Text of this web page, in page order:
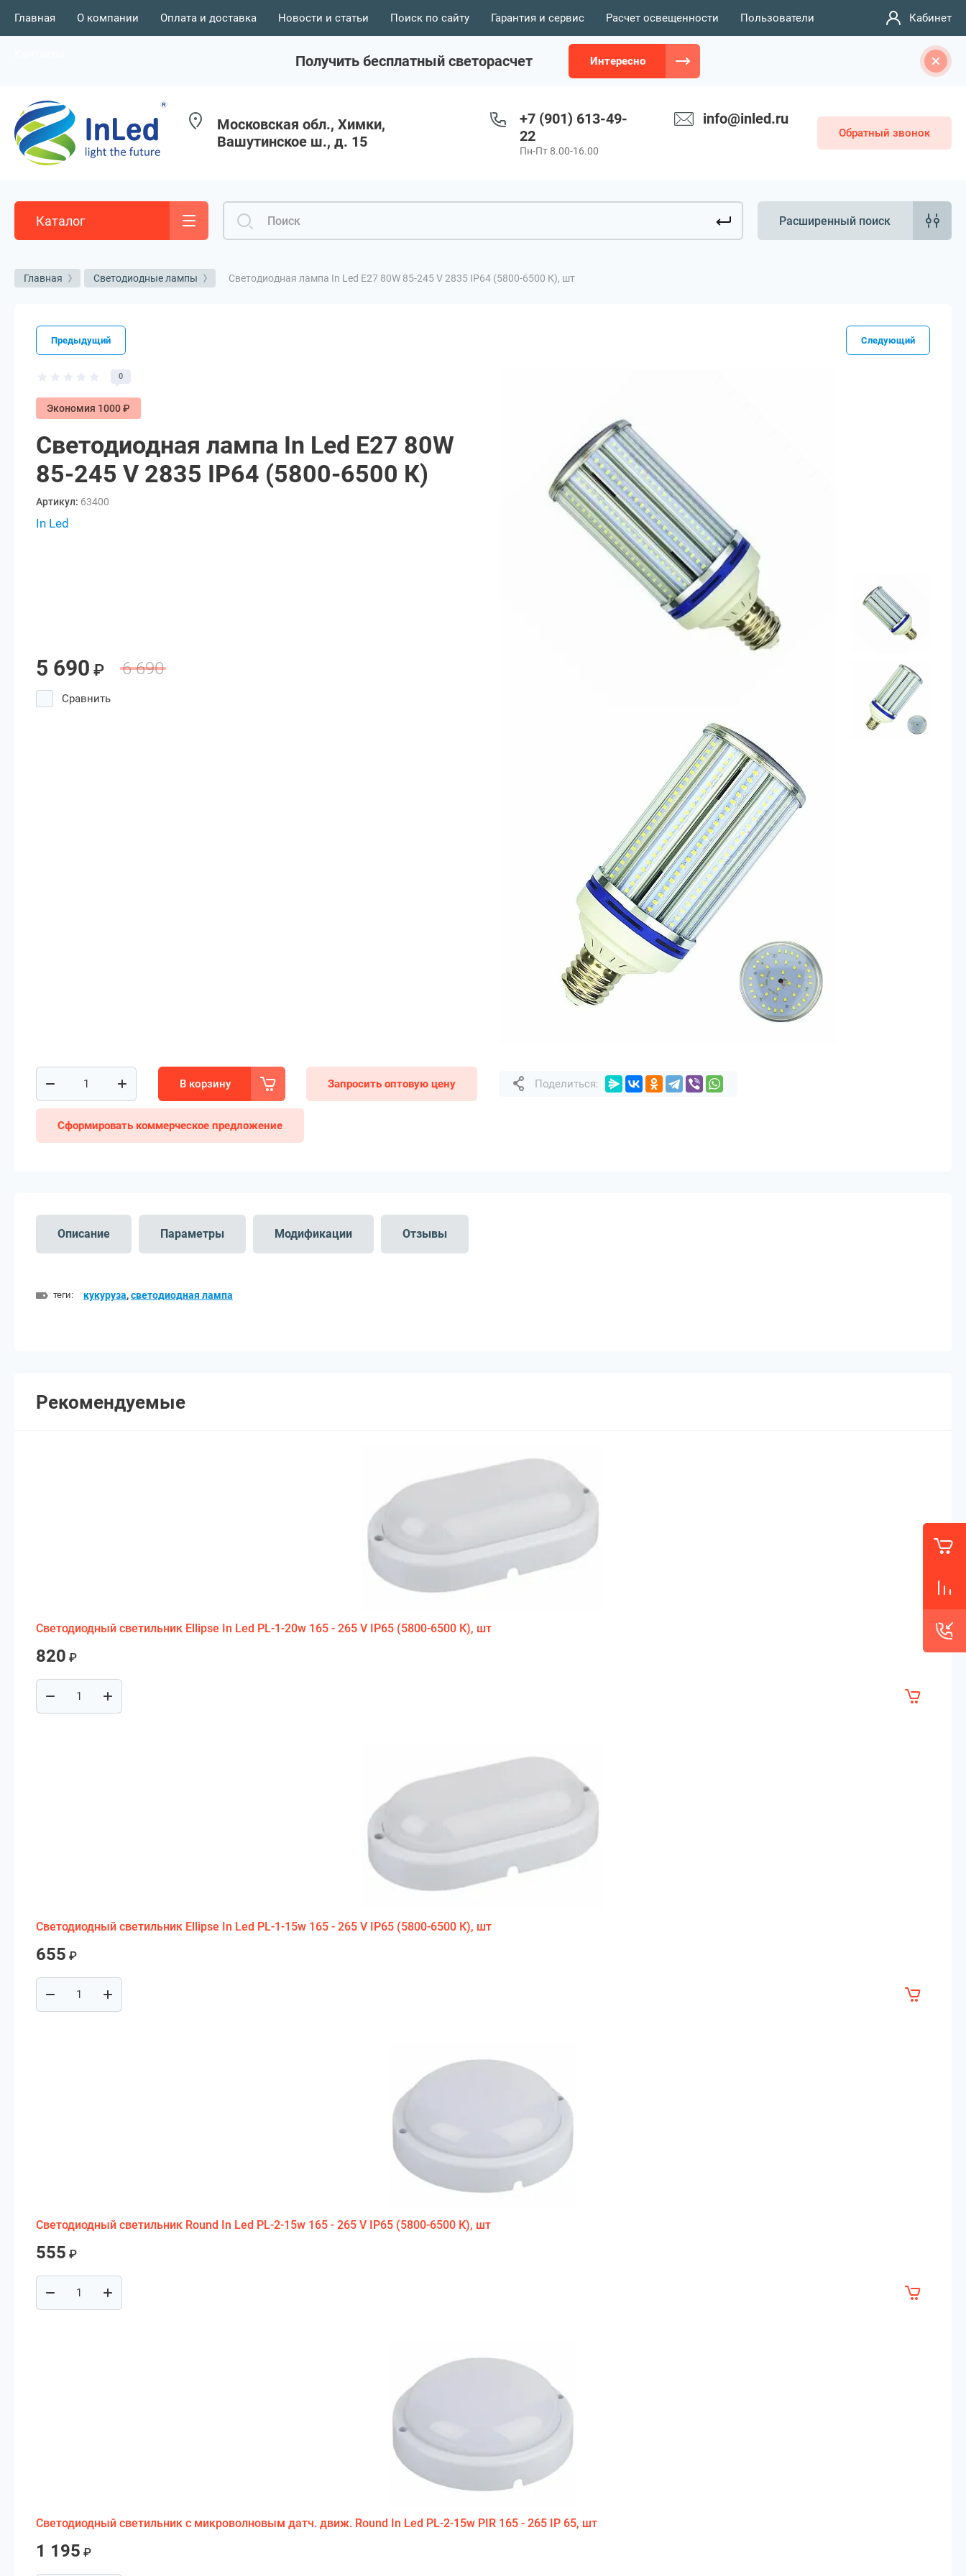
Получить бесплатный светорасчет Интересно
Главная О компании Оплата и доставка Новости и статьи Поиск по сайту Гарантия и сервис Расчет освещенности Пользователи Кабинет
Московская обл., Химки,
Вашутинское ш., д. 15
+7 (901) 613-49-
22
Пн-Пт 8.00-16.00
info@inled.ru
Обратный звонок
Каталог Расширенный поиск
Главная Светодиодные лампы Светодиодная лампа In Led Е27 80W 85-245 V 2835 IP64 (5800-6500 К), шт
Предыдущий Следующий
0
Экономия 1000 ₽
Светодиодная лампа In Led Е27 80W
85-245 V 2835 IP64 (5800-6500 К)
Артикул: 63400
In Led
6 690
5 690 ₽
Сравнить
В корзину Запросить оптовую цену Поделиться:
Сформировать коммерческое предложение
Описание Параметры Модификации Отзывы
теги: кукуруза,светодиодная лампа
Рекомендуемые
Светодиодный светильник Ellipse In Led PL-1-20w 165 - 265 V IP65 (5800-6500 К), шт
820 ₽
Светодиодный светильник Ellipse In Led PL-1-15w 165 - 265 V IP65 (5800-6500 К), шт
655 ₽
Светодиодный светильник Round In Led PL-2-15w 165 - 265 V IP65 (5800-6500 К), шт
555 ₽
Светодиодный светильник с микроволновым датч. движ. Round In Led PL-2-15w PIR 165 - 265 IP 65, шт
1 195 ₽